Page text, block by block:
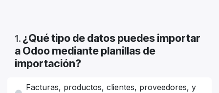
1. ¿Qué tipo de datos puedes importar
a Odoo mediante planillas de
importación?
Facturas, productos, clientes, proveedores, y